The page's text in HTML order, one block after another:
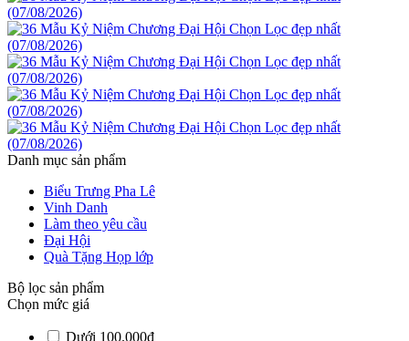
Danh mục sản phẩm
Biểu Trưng Pha Lê
Vinh Danh
Làm theo yêu cầu
Đại Hội
Quà Tặng Họp lớp
Bộ lọc sản phẩm
Chọn mức giá
Dưới 100.000đ